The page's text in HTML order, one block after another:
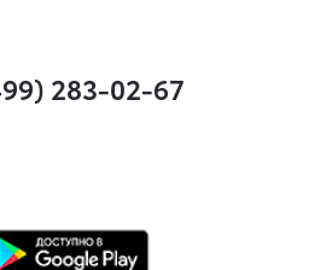
283-02-67